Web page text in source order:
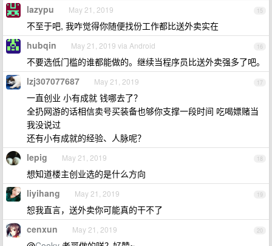
15
lazypu May 21, 2019
不至于吧, 我咋觉得你随便找份工作都比送外卖实在
16
hubqin May 21, 2019 via Android
不要选低门槛的谁都能做的。继续当程序员比送外卖强多了吧。
17
lzj307077687 May 21, 2019
一直创业 小有成就 钱哪去了？
全扔网游的话相信卖号买装备也够你支撑一段时间 吃喝嫖赌当
我没说过
还有小有成就的经验、人脉呢？
18
lepig May 21, 2019
想知道楼主创业选的是什么方向
19
liyihang May 21, 2019
恕我直言，送外卖你可能真的干不了
20
cenxun May 21, 2019